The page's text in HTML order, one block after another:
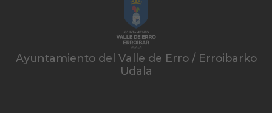
Ayuntamiento del Valle de Erro / Erroibarko
Udala